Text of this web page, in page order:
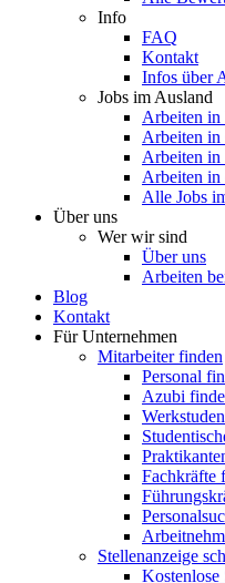
Info
FAQ
Kontakt
Infos über
Jobs im Ausland
Arbeiten in
Arbeiten in
Arbeiten in
Arbeiten in
Alle Jobs
Über uns
Wer wir sind
Über uns
Arbeiten
Blog
Kontakt
Für Unternehmen
Mitarbeiter finden
Personal
Azubi
Fachkräfte
Stellenanzeige
Kostenlose